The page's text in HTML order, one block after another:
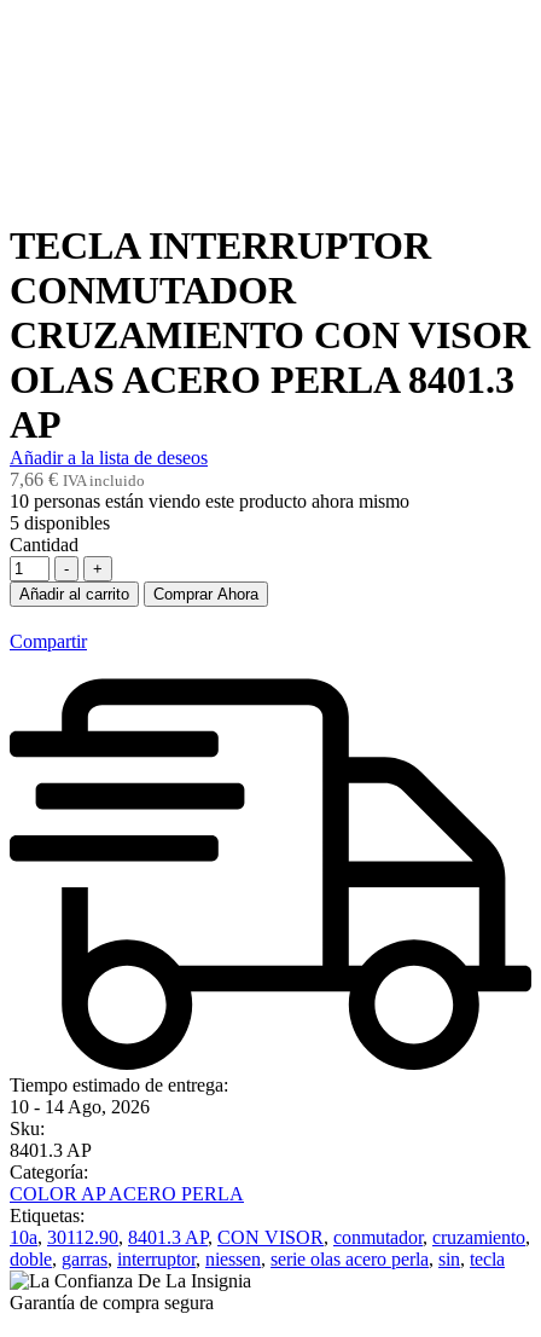
TECLA INTERRUPTOR
CONMUTADOR
CRUZAMIENTO CON VISOR
OLAS ACERO PERLA 8401.3
AP
Añadir a la lista de deseos
7,66 € IVA incluido
10 personas están viendo este producto ahora mismo
5 disponibles
Cantidad
-
+
Añadir al carrito
Comprar Ahora
Compartir
Tiempo estimado de entrega:
10 - 14 Ago, 2026
Sku:
8401.3 AP
Categoría:
COLOR AP ACERO PERLA
Etiquetas:
10a, 30112.90, 8401.3 AP, CON VISOR, conmutador, cruzamiento,
doble, garras, interruptor, niessen, serie olas acero perla, sin, tecla
Garantía de compra segura